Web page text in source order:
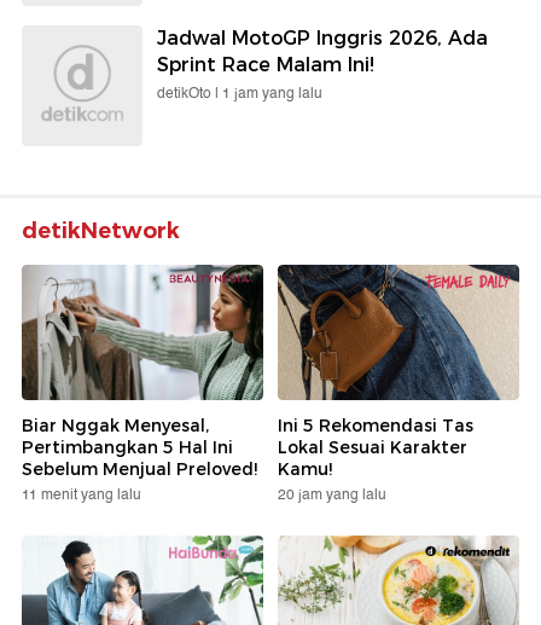
Jadwal MotoGP Inggris 2026, Ada
Sprint Race Malam Ini!
detikOto | 1 jam yang lalu
detikNetwork
Biar Nggak Menyesal,
Pertimbangkan 5 Hal Ini
Sebelum Menjual Preloved!
11 menit yang lalu
Ini 5 Rekomendasi Tas
Lokal Sesuai Karakter
Kamu!
20 jam yang lalu